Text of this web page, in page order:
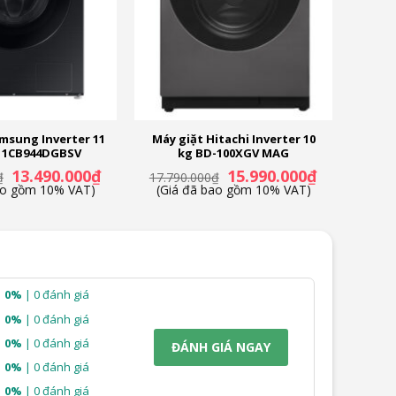
Inverter 11
Giá
gốc
là:
13.490.000₫Giá
gồm 10% VAT)
Máy giặt Hitachi Inverter 10
kg BD-100XGV MAG
17.790.000₫ Giá
gốc
là:
15.990.000₫Giá
(Giá đã bao gồm 10% VAT)
0% | 0 đánh giá
0% | 0 đánh giá
0% | 0 đánh giá
0% | 0 đánh giá
0% | 0 đánh giá
ĐÁNH GIÁ NGAY